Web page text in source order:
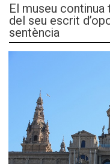
El museu
del seu escrit
sentència